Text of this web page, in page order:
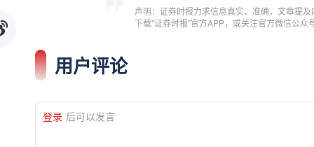
声明：证券时报力求信息真实、准确，文章提
下载"证券时报"官方APP，或关注官方微信公
用户评论
登录 后可以发言